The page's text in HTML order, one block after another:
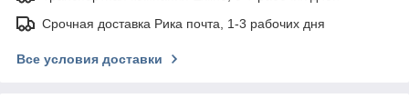
Срочная доставка Рика почта, 1-3 рабочих дня
Все условия доставки